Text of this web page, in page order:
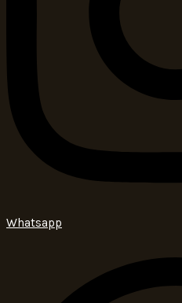
Whatsapp